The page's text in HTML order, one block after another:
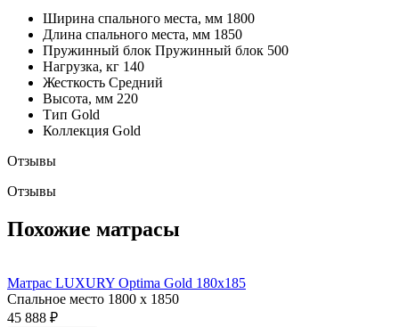
Ширина спального места, мм 1800
Длина спального места, мм 1850
Пружинный блок Пружинный блок 500
Нагрузка, кг 140
Жесткость Средний
Высота, мм 220
Тип Gold
Коллекция Gold
Отзывы
Отзывы
Похожие матрасы
Матрас LUXURY Optima Gold 180x185
Спальное место 1800 x 1850
45 888 ₽